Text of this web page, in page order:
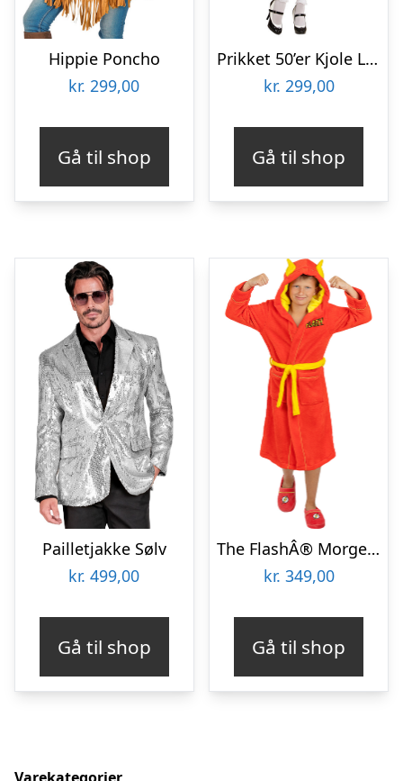
Hippie Poncho
kr. 299,00
Gå til shop
Prikket 50’er Kjole Lyserød
kr. 299,00
Gå til shop
Pailletjakke Sølv
kr. 499,00
Gå til shop
The FlashÂ® Morgenkåbe Børn
kr. 349,00
Gå til shop